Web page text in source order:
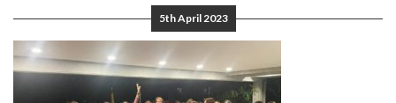
5th April 2023